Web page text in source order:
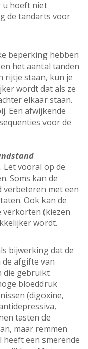
u hoeft niet
de tandarts voor
beperking hebben
het aantal tanden
rijtje staan, kun je
wordt dat als ze
elkaar staan.
Een afwijkende
voor de
Let vooral op de
Soms kan de
met een
Ook kan de
(kiezen
wordt.
bijwerking dat de
afgifte van
die gebruikt
bloeddruk
(digoxine,
tasten de
maar remmen
heeft een smerende